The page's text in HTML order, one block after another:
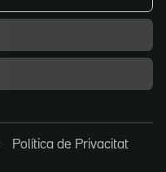
Política de Privacitat